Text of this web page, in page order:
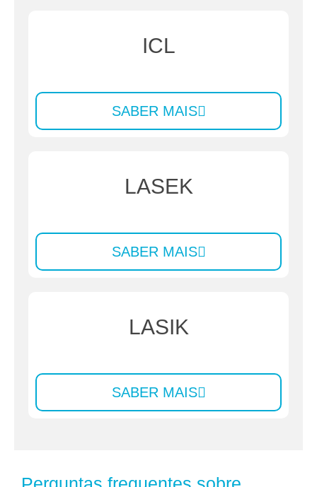
ICL
SABER MAIS
LASEK
SABER MAIS
LASIK
SABER MAIS